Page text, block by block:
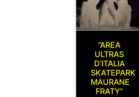
“AREA
ULTRAS
D’ITALIA
SKATEPARK
MAURANE
FRATY”